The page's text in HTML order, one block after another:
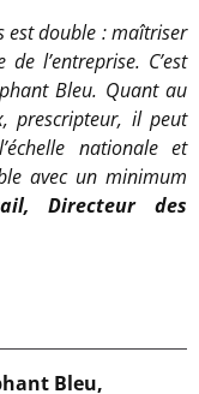
est double : maîtriser
l’entreprise. C’est
Bleu. Quant au
prescripteur, il peut
nationale et
avec un minimum
Directeur des
Bleu,